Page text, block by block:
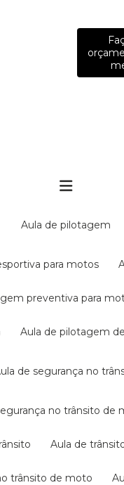
aula de pilotagem
para motos
preventiva para
aula de pilotagem
aula de segurança no
no trânsito de
aula de
trânsito de moto